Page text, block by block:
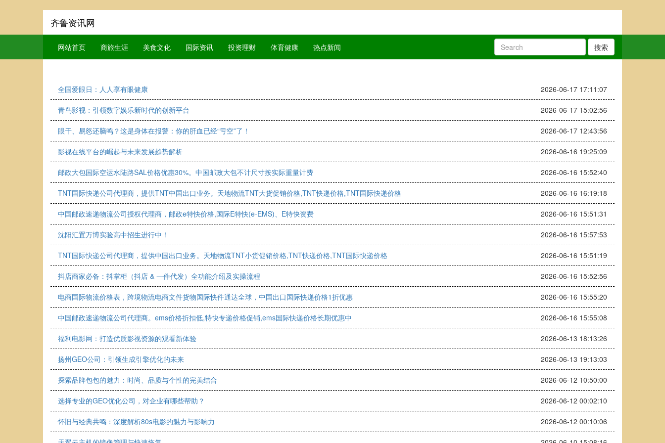
齐鲁资讯网
网站首页 商旅生涯 美食文化 国际资讯 投资理财 体育健康 热点新闻 搜索
全国爱眼日：人人享有眼健康 2026-06-17 17:11:07
青鸟影视：引领数字娱乐新时代的创新平台 2026-06-17 15:02:56
眼干、易怒还脑鸣？这是身体在报警：你的肝血已经“亏空”了！ 2026-06-17 12:43:56
影视在线平台的崛起与未来发展趋势解析 2026-06-16 19:25:09
邮政大包国际空运水陆路SAL价格优惠30%。中国邮政大包不计尺寸按实际重量计费 2026-06-16 15:52:40
TNT国际快递公司代理商，提供TNT中国出口业务。天地物流TNT大货促销价格,TNT快递价格,TNT国际快递价格 2026-06-16 16:19:18
中国邮政速递物流公司授权代理商，邮政e特快价格,国际E特快(e-EMS)、E特快资费 2026-06-16 15:51:31
沈阳汇置万博实验高中招生进行中！ 2026-06-16 15:57:53
TNT国际快递公司代理商，提供中国出口业务。天地物流TNT小货促销价格,TNT快递价格,TNT国际快递价格 2026-06-16 15:51:19
抖店商家必备：抖掌柜（抖店 & 一件代发）全功能介绍及实操流程 2026-06-16 15:52:56
电商国际物流价格表，跨境物流电商文件货物国际快件通达全球，中国出口国际快递价格1折优惠 2026-06-16 15:55:20
中国邮政速递物流公司代理商。ems价格折扣低,特快专递价格促销,ems国际快递价格长期优惠中 2026-06-16 15:55:08
福利电影网：打造优质影视资源的观看新体验 2026-06-13 18:13:26
扬州GEO公司：引领生成引擎优化的未来 2026-06-13 19:13:03
探索品牌包包的魅力：时尚、品质与个性的完美结合 2026-06-12 10:50:00
选择专业的GEO优化公司，对企业有哪些帮助？ 2026-06-12 00:02:10
怀旧与经典共鸣：深度解析80s电影的魅力与影响力 2026-06-12 00:10:06